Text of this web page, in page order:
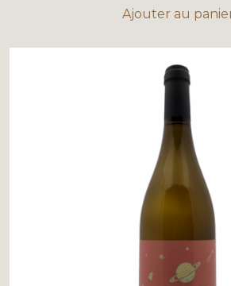
Ajouter au